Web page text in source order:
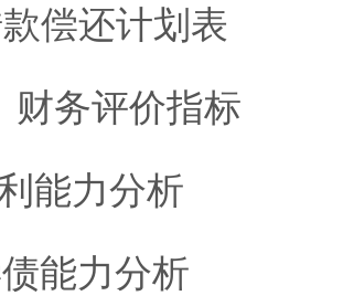
偿还计划表
财务评价指标
能力分析
能力分析